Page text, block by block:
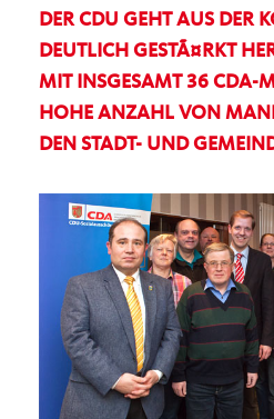
DER CDU GEHT AUS DER
DEUTLICH GESTÃ¤RKT
MIT INSGESAMT 36 CDA-
HOHE ANZAHL VON
DEN STADT- UND